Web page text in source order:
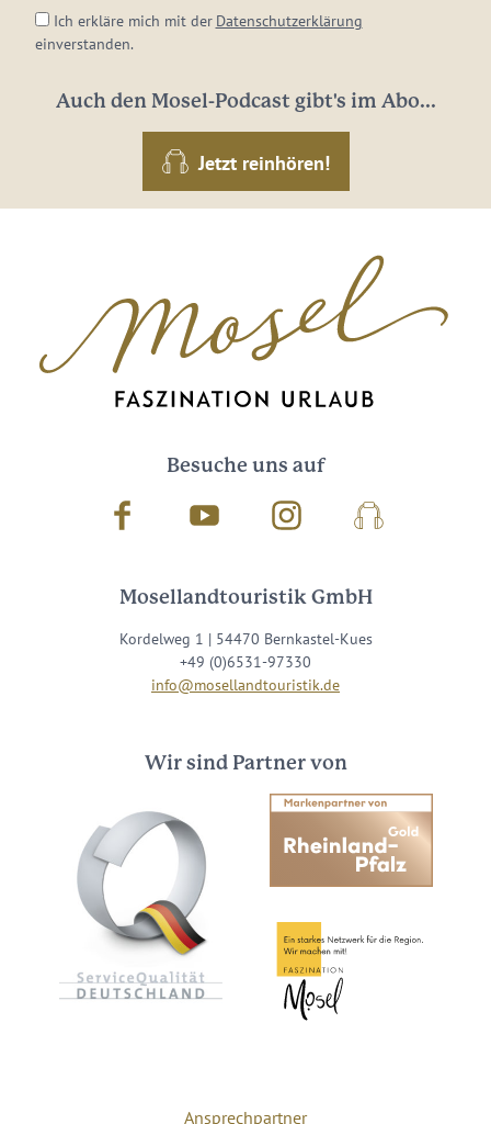
Ich erkläre mich mit der Datenschutzerklärung
einverstanden.
Auch den Mosel-Podcast gibt's im Abo...
Jetzt reinhören!
Besuche uns auf
Facebook Youtube InstagramPodcast
Mosellandtouristik GmbH
Kordelweg 1 | 54470 Bernkastel-Kues
+49 (0)6531-97330
info@mosellandtouristik.de
Wir sind Partner von
Ansprechpartner